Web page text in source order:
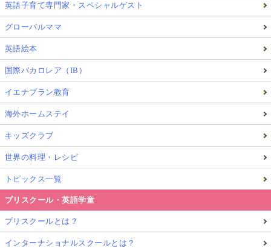
英語子育て専門家・スペシャルゲスト
グローバルママ
英語絵本
国際バカロレア（IB）
イエナプラン教育
海外ホームステイ
キッズクラブ
世界の料理・レシピ
トピックス一覧
プリスクール・英語学童
プリスクールとは？
インターナショナルスクールとは？